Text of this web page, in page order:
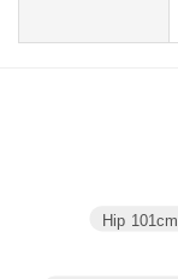
Hip 101cm